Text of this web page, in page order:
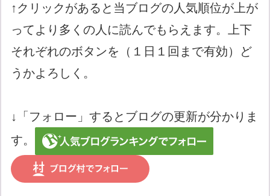
↑クリックがあると当ブログの人気順位が上が
ってより多くの人に読んでもらえます。上下
それぞれのボタンを（１日１回まで有効）ど
うかよろしく。
↓「フォロー」するとブログの更新が分かりま
す。